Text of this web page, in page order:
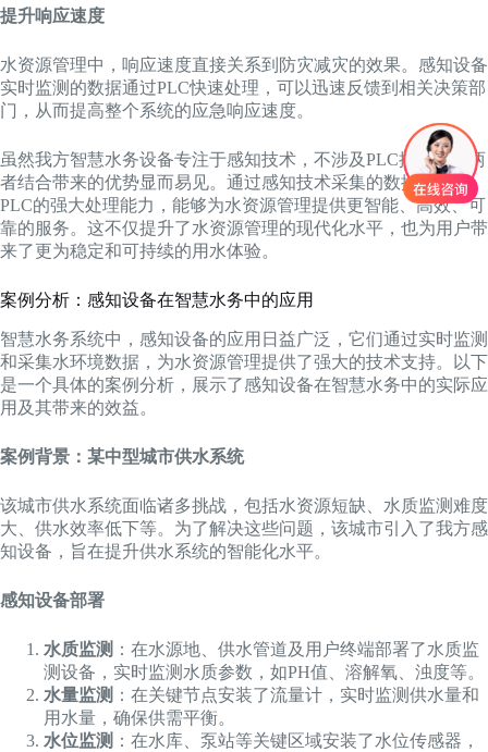
提升响应速度
水资源管理中，响应速度直接关系到防灾减灾的效果。感知设备
实时监测的数据通过PLC快速处理，可以迅速反馈到相关决策部
门，从而提高整个系统的应急响应速度。
虽然我方智慧水务设备专注于感知技术，不涉及PLC控制，但两
者结合带来的优势显而易见。通过感知技术采集的数据，借助
PLC的强大处理能力，能够为水资源管理提供更智能、高效、可
靠的服务。这不仅提升了水资源管理的现代化水平，也为用户带
来了更为稳定和可持续的用水体验。
案例分析：感知设备在智慧水务中的应用
智慧水务系统中，感知设备的应用日益广泛，它们通过实时监测
和采集水环境数据，为水资源管理提供了强大的技术支持。以下
是一个具体的案例分析，展示了感知设备在智慧水务中的实际应
用及其带来的效益。
案例背景：某中型城市供水系统
该城市供水系统面临诸多挑战，包括水资源短缺、水质监测难度
大、供水效率低下等。为了解决这些问题，该城市引入了我方感
知设备，旨在提升供水系统的智能化水平。
感知设备部署
水质监测 ：在水源地、供水管道及用户终端部署了水质监
测设备，实时监测水质参数，如PH值、溶解氧、浊度等。
水量监测 ：在关键节点安装了流量计，实时监测供水量和
用水量，确保供需平衡。
水位监测 ：在水库、泵站等关键区域安装了水位传感器，